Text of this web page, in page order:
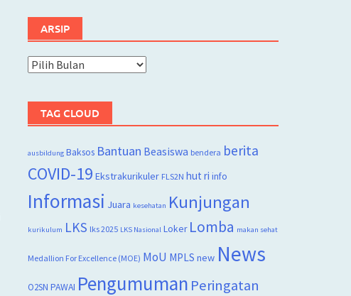
ARSIP
Arsip
TAG CLOUD
ausbildung Baksos Bantuan Beasiswa bendera berita
COVID-19 Ekstrakurikuler FLS2N hut ri info
Informasi Juara kesehatan Kunjungan
kurikulum LKS lks 2025 LKS Nasional Loker Lomba makan sehat
Medallion For Excellence (MOE) MoU MPLS new News
O2SN PAWAI Pengumuman Peringatan